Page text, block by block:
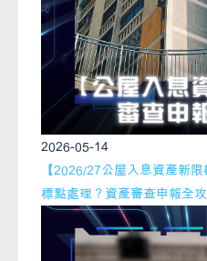
2026-05-14
【2026/27公屋入息資產新
標點處理？資產審查申報全